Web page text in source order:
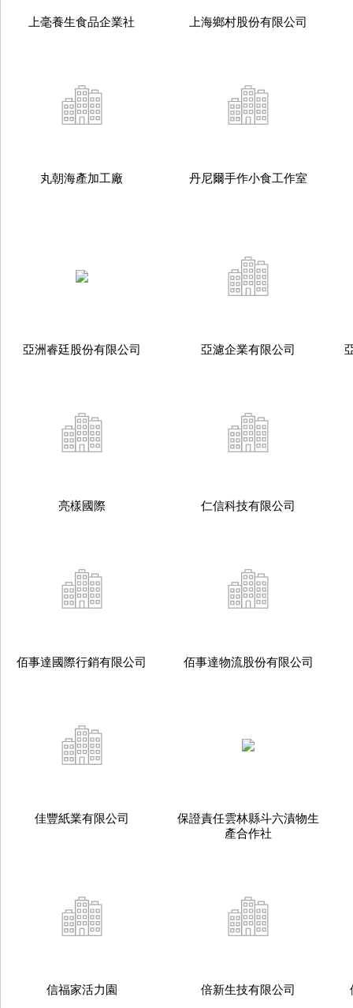
上毫養生食品企業社 上海鄉村股份有限公司
丸朝海產加工廠 丹尼爾手作小食工作室
亞洲睿廷股份有限公司 亞濾企業有限公司
亮樣國際 仁信科技有限公司
佰事達國際行銷有限公司 佰事達物流股份有限公司
佳豐紙業有限公司
保證責任雲林縣斗六漬物生
產合作社
信福家活力園 倍新生技有限公司